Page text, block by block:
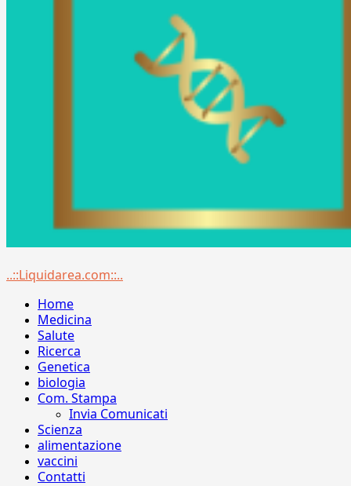
Menu
..::Liquidarea.com::..
Home
Medicina
Salute
Ricerca
Genetica
biologia
Com. Stampa
Invia Comunicati
Scienza
alimentazione
vaccini
Contatti